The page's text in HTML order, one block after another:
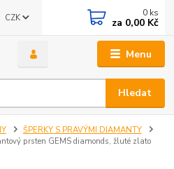
Menu
CZK
Hledat
0 ks
za 0,00 Kč
ŠPERKY S PRAVÝMI DIAMANTY
prsten GEMS diamonds, žluté zlato